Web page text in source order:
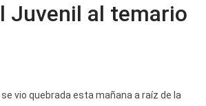
Juvenil al temario
vio quebrada esta mañana a raíz de la